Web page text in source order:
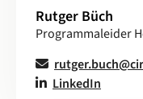
Rutger Büch
Programmaleider
LinkedIn